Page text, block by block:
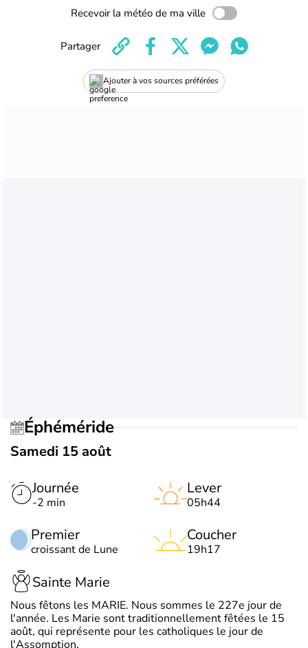
Recevoir la météo de ma ville
Ajouter à vos sources préférées
Partager
Éphéméride
Samedi 15 août
Journée
-2 min
Premier
croissant de Lune
Lever
05h44
Coucher
19h17
Sainte Marie
Nous fêtons les MARIE. Nous sommes le 227e jour de
l'année. Les Marie sont traditionnellement fêtées le 15
août, qui représente pour les catholiques le jour de
l'Assomption.